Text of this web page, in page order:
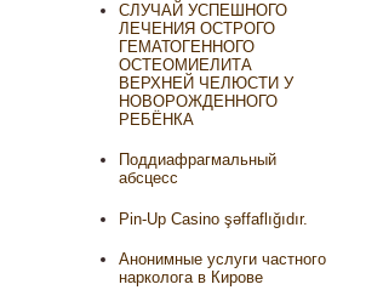
СЛУЧАЙ УСПЕШНОГО
ЛЕЧЕНИЯ ОСТРОГО
ГЕМАТОГЕННОГО
ОСТЕОМИЕЛИТА
ВЕРХНЕЙ ЧЕЛЮСТИ У
НОВОРОЖДЕННОГО
РЕБЁНКА
Поддиафрагмальный
абсцесс
Pin-Up Casino şəffaflığıdır.
Анонимные услуги частного
нарколога в Кирове